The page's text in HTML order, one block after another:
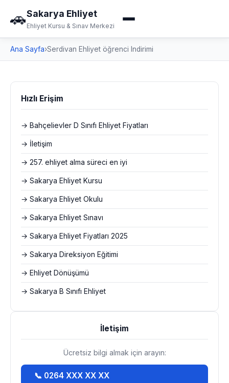
🚗Sakarya Ehliyet
Ehliyet Kursu & Sınav Merkezi
Ana Sayfa›Serdivan Ehliyet öğrenci Indirimi
Hızlı Erişim
→ Bahçelievler D Sınıfı Ehliyet Fiyatları
→ İletişim
→ 257. ehliyet alma süreci en iyi
→ Sakarya Ehliyet Kursu
→ Sakarya Ehliyet Okulu
→ Sakarya Ehliyet Sınavı
→ Sakarya Ehliyet Fiyatları 2025
→ Sakarya Direksiyon Eğitimi
→ Ehliyet Dönüşümü
→ Sakarya B Sınıfı Ehliyet
İletişim
Ücretsiz bilgi almak için arayın:
📞 0264 XXX XX XX